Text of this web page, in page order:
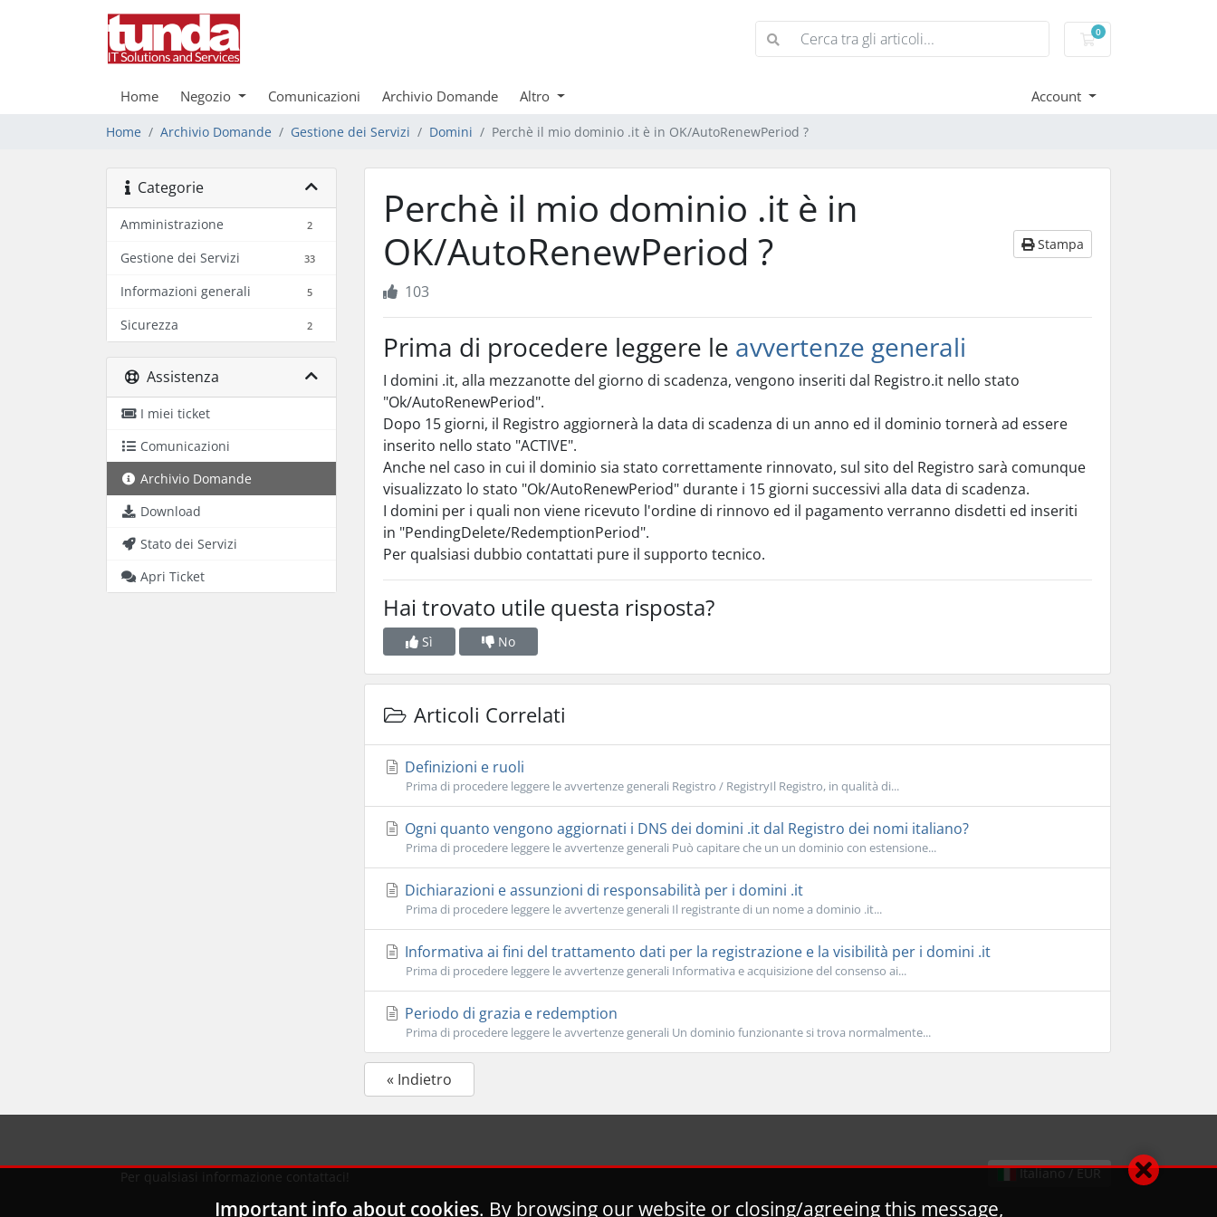
0
Carrello
Home Negozio Comunicazioni Archivio Domande Altro Account
Home Archivio Domande Gestione dei Servizi Domini Perchè il mio dominio .it è in OK/AutoRenewPeriod ?
Categorie
Amministrazione 2
Gestione dei Servizi 33
Informazioni generali 5
Sicurezza 2
Assistenza
I miei ticket
Comunicazioni
Archivio Domande
Download
Stato dei Servizi
Apri Ticket
Perchè il mio dominio .it è in
OK/AutoRenewPeriod ?
Stampa
103
Prima di procedere leggere le avvertenze generali
I domini .it, alla mezzanotte del giorno di scadenza, vengono inseriti dal Registro.it nello stato
"Ok/AutoRenewPeriod".
Dopo 15 giorni, il Registro aggiornerà la data di scadenza di un anno ed il dominio tornerà ad essere
inserito nello stato "ACTIVE".
Anche nel caso in cui il dominio sia stato correttamente rinnovato, sul sito del Registro sarà comunque
visualizzato lo stato "Ok/AutoRenewPeriod" durante i 15 giorni successivi alla data di scadenza.
I domini per i quali non viene ricevuto l'ordine di rinnovo ed il pagamento verranno disdetti ed inseriti
in "PendingDelete/RedemptionPeriod".
Per qualsiasi dubbio contattati pure il supporto tecnico.
Hai trovato utile questa risposta?
Sì No
Articoli Correlati
Definizioni e ruoli
Prima di procedere leggere le avvertenze generali Registro / RegistryIl Registro, in qualità di...
Ogni quanto vengono aggiornati i DNS dei domini .it dal Registro dei nomi italiano?
Prima di procedere leggere le avvertenze generali Può capitare che un un dominio con estensione...
Dichiarazioni e assunzioni di responsabilità per i domini .it
Prima di procedere leggere le avvertenze generali Il registrante di un nome a dominio .it...
Informativa ai fini del trattamento dati per la registrazione e la visibilità per i domini .it
Prima di procedere leggere le avvertenze generali Informativa e acquisizione del consenso ai...
Periodo di grazia e redemption
Prima di procedere leggere le avvertenze generali Un dominio funzionante si trova normalmente...
« Indietro
Italiano / EUR
Per qualsiasi informazione contattaci!
Important info about cookies. By browsing our website or closing/agreeing this message,